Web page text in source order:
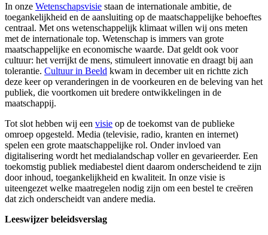
In onze Wetenschapsvisie staan de internationale ambitie, de
toegankelijkheid en de aansluiting op de maatschappelijke behoeftes
centraal. Met ons wetenschappelijk klimaat willen wij ons meten
met de internationale top. Wetenschap is immers van grote
maatschappelijke en economische waarde. Dat geldt ook voor
cultuur: het verrijkt de mens, stimuleert innovatie en draagt bij aan
tolerantie. Cultuur in Beeld kwam in december uit en richtte zich
deze keer op veranderingen in de voorkeuren en de beleving van het
publiek, die voortkomen uit bredere ontwikkelingen in de
maatschappij.
Tot slot hebben wij een visie op de toekomst van de publieke
omroep opgesteld. Media (televisie, radio, kranten en internet)
spelen een grote maatschappelijke rol. Onder invloed van
digitalisering wordt het medialandschap voller en gevarieerder. Een
toekomstig publiek mediabestel dient daarom onderscheidend te zijn
door inhoud, toegankelijkheid en kwaliteit. In onze visie is
uiteengezet welke maatregelen nodig zijn om een bestel te creëren
dat zich onderscheidt van andere media.
Leeswijzer beleidsverslag